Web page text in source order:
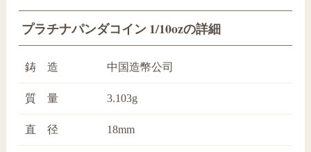
プラチナパンダコイン 1/10ozの詳細
鋳 造 中国造幣公司
質 量 3.103g
直 径 18mm